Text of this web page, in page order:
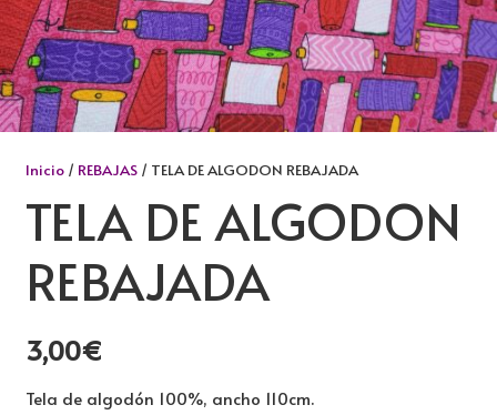
Inicio/ REBAJAS/ TELA DE ALGODON REBAJADA
TELA DE ALGODON
REBAJADA
3,00€
Tela de algodón 100%, ancho 110cm.